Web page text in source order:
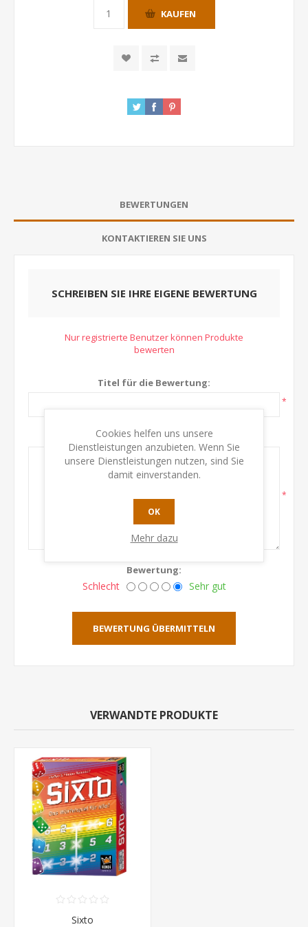
KAUFEN
BEWERTUNGEN
KONTAKTIEREN SIE UNS
SCHREIBEN SIE IHRE EIGENE BEWERTUNG
Nur registrierte Benutzer können Produkte
bewerten
Titel für die Bewertung:
*
Text:
*
Bewertung:
Schlecht Sehr gut
BEWERTUNG ÜBERMITTELN
VERWANDTE PRODUKTE
Sixto
Cookies helfen uns unsere
Dienstleistungen anzubieten. Wenn Sie
unsere Dienstleistungen nutzen, sind Sie
damit einverstanden.
OK
Mehr dazu